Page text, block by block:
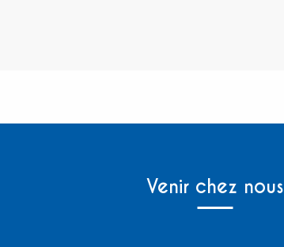
Venir chez nous